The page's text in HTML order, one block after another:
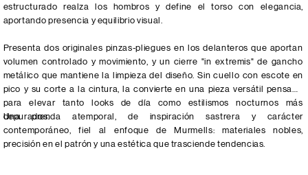
estructurado realza los hombros y define el torso con elegancia,
aportando presencia y equilibrio visual.
Presenta dos originales pinzas-pliegues en los delanteros que aportan
volumen controlado y movimiento, y un cierre "in extremis" de gancho
metálico que mantiene la limpieza del diseño. Sin cuello con escote en
pico y su corte a la cintura, la convierte en una pieza versátil pensada
para elevar tanto looks de día como estilismos nocturnos más
depurados.
Una prenda atemporal, de inspiración sastrera y carácter
contemporáneo, fiel al enfoque de Murmells: materiales nobles,
precisión en el patrón y una estética que trasciende tendencias.